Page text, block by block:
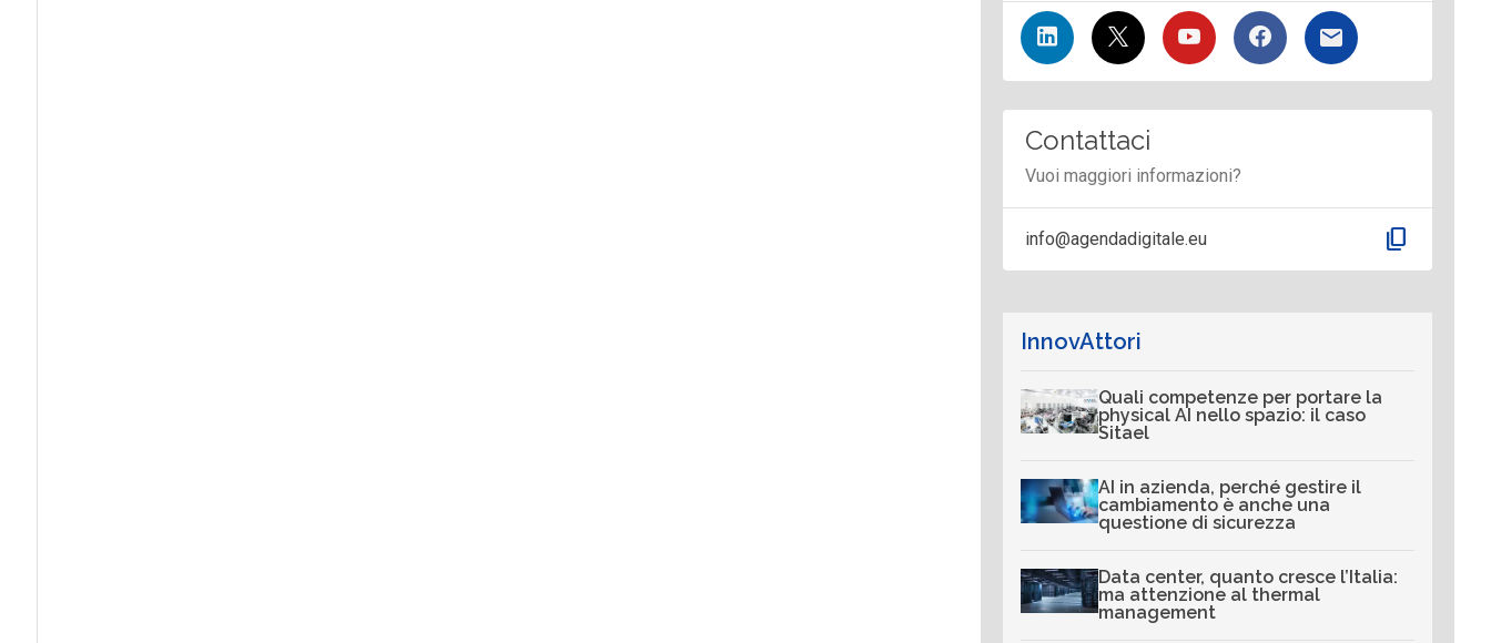
Contattaci
Vuoi maggiori informazioni?
info@agendadigitale.eu content_copy
InnovAttori
Quali competenze per portare la
physical AI nello spazio: il caso
Sitael
AI in azienda, perché gestire il
cambiamento è anche una
questione di sicurezza
Data center, quanto cresce l’Italia:
ma attenzione al thermal
management